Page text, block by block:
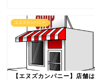
エヌズカンパニー
【エヌズカンパニー】店舗は